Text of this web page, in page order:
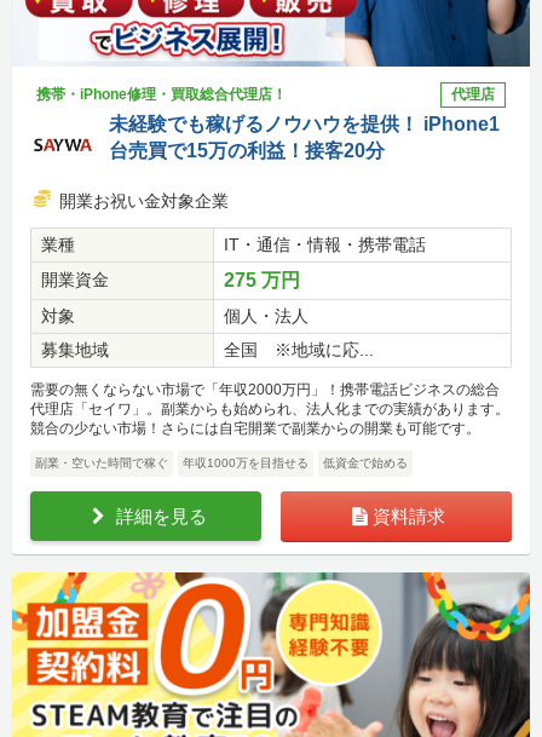
携帯・iPhone修理・買取総合代理店！ 代理店
未経験でも稼げるノウハウを提供！ iPhone1
台売買で15万の利益！接客20分
開業お祝い金対象企業
業種
IT・通信・情報・携帯電話
開業資金
275 万円
対象
個人・法人
募集地域
全国 ※地域に応...
需要の無くならない市場で「年収2000万円」！携帯電話ビジネスの総合
代理店「セイワ」。副業からも始められ、法人化までの実績があります。
競合の少ない市場！さらには自宅開業で副業からの開業も可能です。
副業・空いた時間で稼ぐ 年収1000万を目指せる 低資金で始める
詳細を見る 資料請求